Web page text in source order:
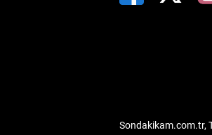
Sondakikam.com.tr,